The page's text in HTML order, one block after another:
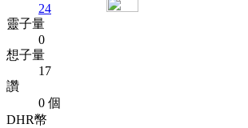
24
靈子量
0
想子量
17
讚
0 個
DHR幣